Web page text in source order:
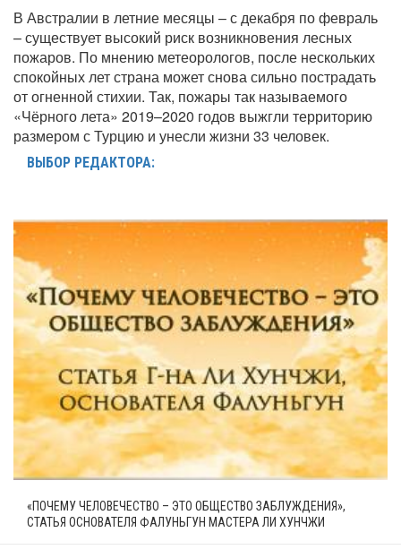
В Австралии в летние месяцы – с декабря по февраль
– существует высокий риск возникновения лесных
пожаров. По мнению метеорологов, после нескольких
спокойных лет страна может снова сильно пострадать
от огненной стихии. Так, пожары так называемого
«Чёрного лета» 2019–2020 годов выжгли территорию
размером с Турцию и унесли жизни 33 человек.
ВЫБОР РЕДАКТОРА:
«ПОЧЕМУ ЧЕЛОВЕЧЕСТВО – ЭТО ОБЩЕСТВО ЗАБЛУЖДЕНИЯ»,
СТАТЬЯ ОСНОВАТЕЛЯ ФАЛУНЬГУН МАСТЕРА ЛИ ХУНЧЖИ